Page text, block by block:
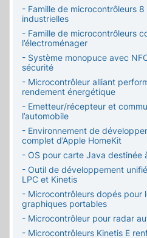
- Famille de microcontrôleurs
industrielles
- Famille de microcontrôleurs
l’électroménager
- Système monopuce avec
sécurité
- Microcontrôleur alliant
rendement énergétique
- Emetteur/récepteur et
l’automobile
- Environnement de
complet d’Apple HomeKit
- OS pour carte Java destinée
- Outil de développement
LPC et Kinetis
- Microcontrôleurs dopés pour
graphiques portables
- Microcontrôleur pour radar
- Microcontrôleurs Kinetis E